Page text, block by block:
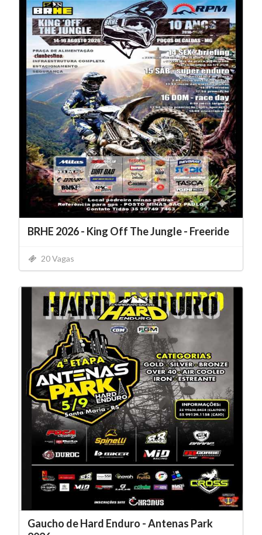
BRHE 2026 - King Off The Jungle - Freeride
20 Vagas
Gaucho de Hard Enduro - Antenas Park